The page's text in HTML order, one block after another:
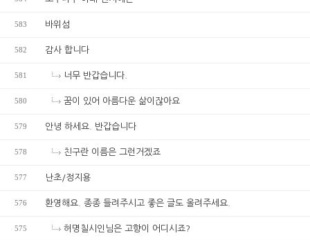
583 바위섬
582 감사 합니다
581 너무 반갑습니다.
580 꿈이 있어 아름다운 삶이잖아요
579 안녕 하세요. 반갑습니다
578 친구란 이름은 그런거겠죠
577 난초/정지용
576 환영해요. 종종 들려주시고 좋은 글도 올려주세요.
575 허명칠시인님은 고향이 어디시죠?